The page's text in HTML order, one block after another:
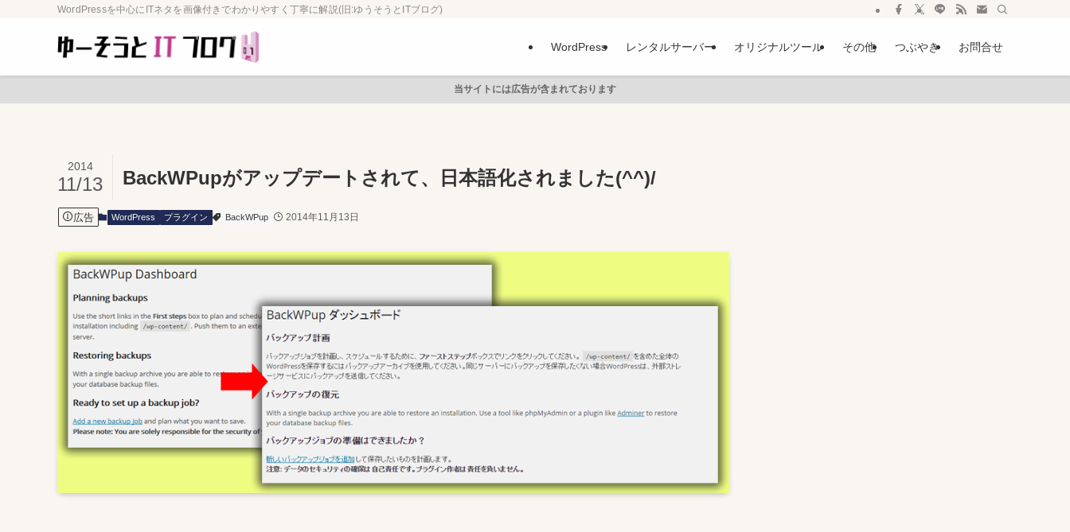
WordPressを中心にITネタを画像付きでわかりやすく丁寧に解説(旧:ゆうそうとITブログ)
WordPress レンタルサーバー オリジナルツール その他 つぶやき お問合せ
当サイトには広告が含まれております
BackWPupがアップデートされて、日本語化されました(^^)/
2014
11/13
広告 WordPress プラグイン BackWPup 2014年11月13日